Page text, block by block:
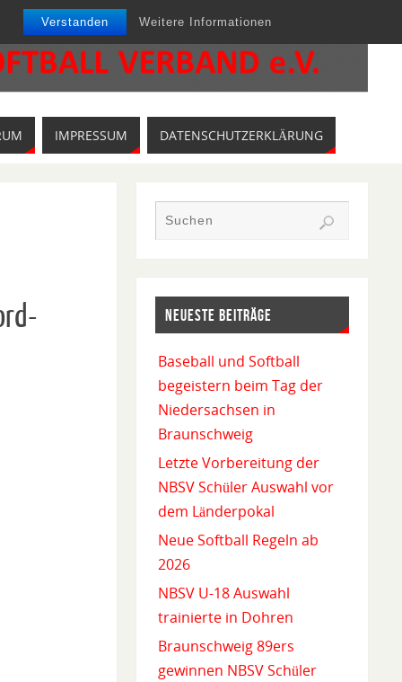
Verstanden Weitere Informationen
IMPRESSUM DATENSCHUTZERKLÄRUNG
NEUESTE BEITRÄGE
Baseball und Softball
begeistern beim Tag der
Niedersachsen in
Braunschweig
Letzte Vorbereitung der
NBSV Schüler Auswahl vor
dem Länderpokal
Neue Softball Regeln ab
2026
NBSV U-18 Auswahl
trainierte in Dohren
Braunschweig 89ers
gewinnen NBSV Schüler